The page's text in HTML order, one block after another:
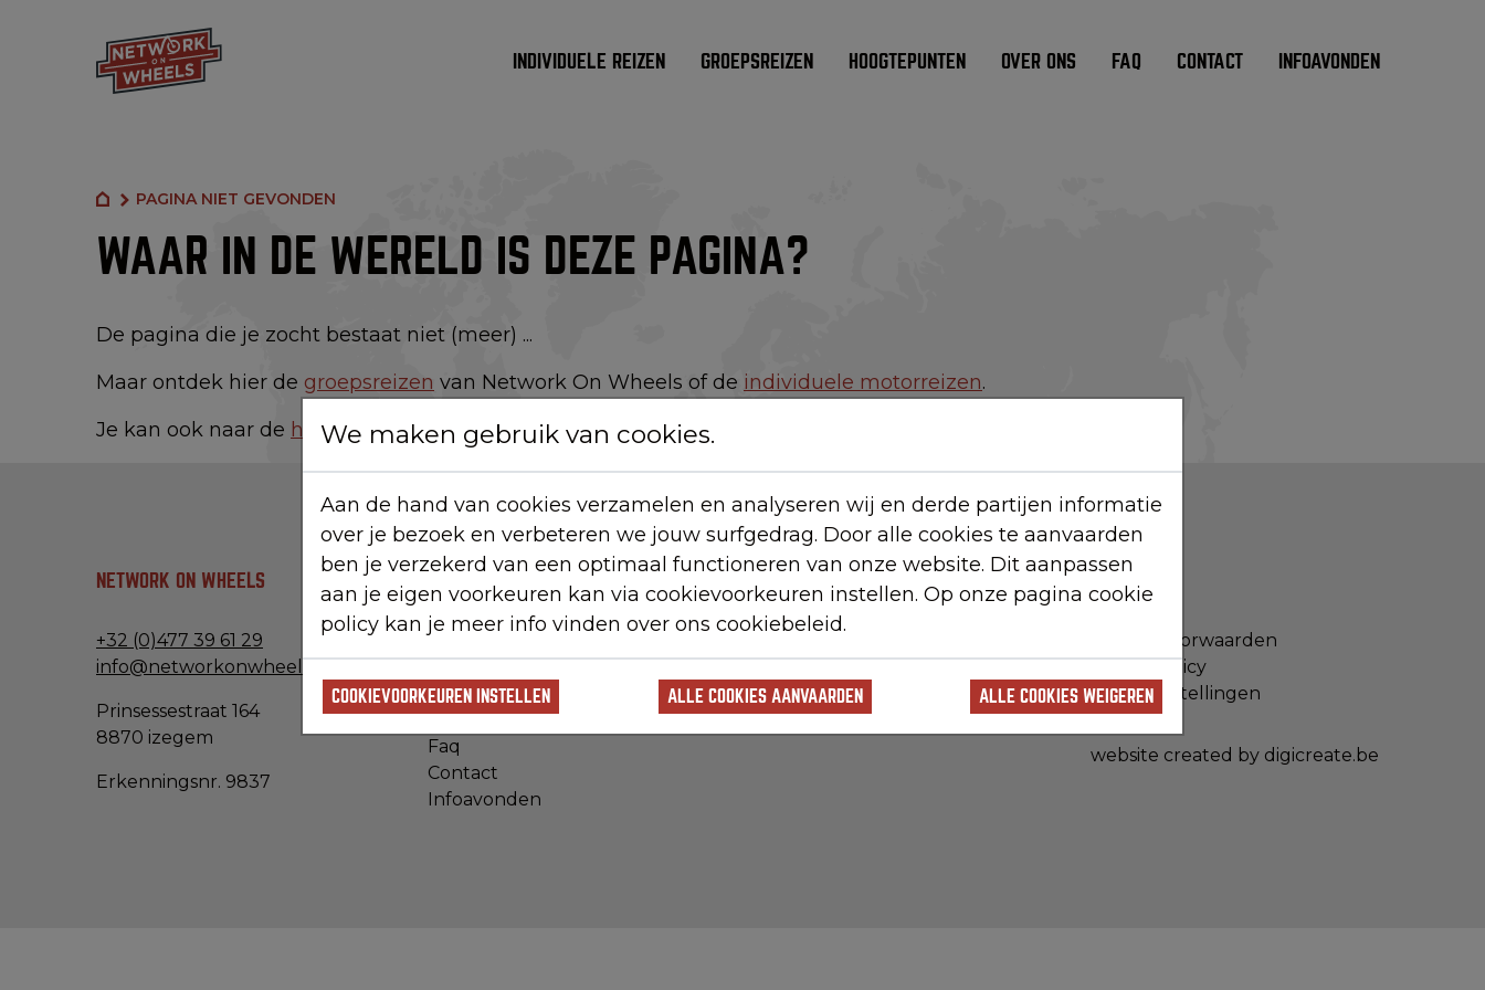
INDIVIDUELE REIZEN GROEPSREIZEN HOOGTEPUNTEN OVER ONS FAQ CONTACT INFOAVONDEN
PAGINA NIET GEVONDEN
WAAR IN DE WERELD IS DEZE PAGINA?
De pagina die je zocht bestaat niet (meer) ...
Maar ontdek hier de groepsreizen van Network On Wheels of de individuele motorreizen.
Je kan ook naar de home paginagaan.
NETWORK ON WHEELS
+32 (0)477 39 61 29
info@networkonwheels.be
Prinsessestraat 164
8870 izegem
Erkenningsnr. 9837
NAVIGEER
Individuele reizen
Groepsreizen
Hoogtepunten
Over ons
Faq
Contact
Infoavonden
VOLG ONS WETTELIJK
Privacy voorwaarden
Cookie policy
Cookie-instellingen
website created by digicreate.be
We maken gebruik van cookies.
Aan de hand van cookies verzamelen en analyseren wij en derde partijen informatie
over je bezoek en verbeteren we jouw surfgedrag. Door alle cookies te aanvaarden
ben je verzekerd van een optimaal functioneren van onze website. Dit aanpassen
aan je eigen voorkeuren kan via cookievoorkeuren instellen. Op onze pagina cookie
policy kan je meer info vinden over ons cookiebeleid.
COOKIEVOORKEUREN INSTELLEN ALLE COOKIES WEIGEREN